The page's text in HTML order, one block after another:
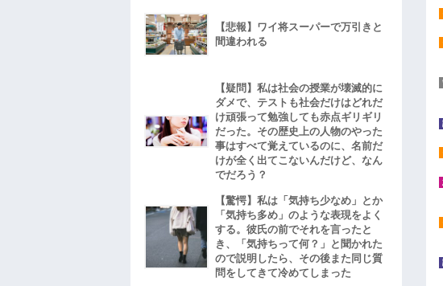
【悲報】ワイ将スーパーで万引きと
間違われる
【疑問】私は社会の授業が壊滅的に
ダメで、テストも社会だけはどれだ
け頑張って勉強しても赤点ギリギリ
だった。その歴史上の人物のやった
事はすべて覚えているのに、名前だ
けが全く出てこないんだけど、なん
でだろう？
【驚愕】私は「気持ち少なめ」とか
「気持ち多め」のような表現をよく
する。彼氏の前でそれを言ったと
き、「気持ちって何？」と聞かれた
ので説明したら、その後また同じ質
問をしてきて冷めてしまった